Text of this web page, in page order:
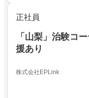
正社員
「山梨」治験コ
援あり
株式会社EPLink